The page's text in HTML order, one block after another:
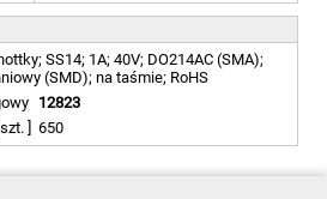
SS14; 1A; 40V; DO214AC (SMA);
(SMD); na taśmie; RoHS
12823
]
650